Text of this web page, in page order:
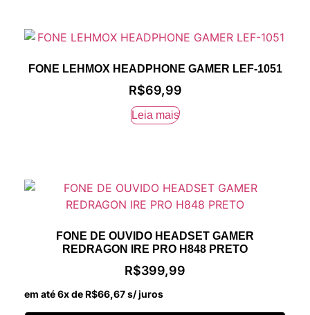
FONE LEHMOX HEADPHONE GAMER LEF-1051
R$69,99
Leia mais
FONE DE OUVIDO HEADSET GAMER
REDRAGON IRE PRO H848 PRETO
R$399,99
em até 6x de R$66,67s/ juros